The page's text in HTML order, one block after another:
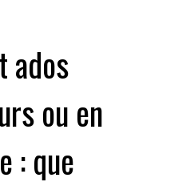
ados
ou en
: que